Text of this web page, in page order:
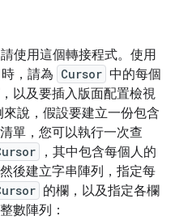
請使用這個轉接程式。使用
時，請為 Cursor 中的每個
以及要插入版面配置檢視
來說，假設要建立一份包含
單，您可以執行一次查
，其中包含每個人的
後建立字串陣列，指定每
的欄，以及指定各欄
數陣列：